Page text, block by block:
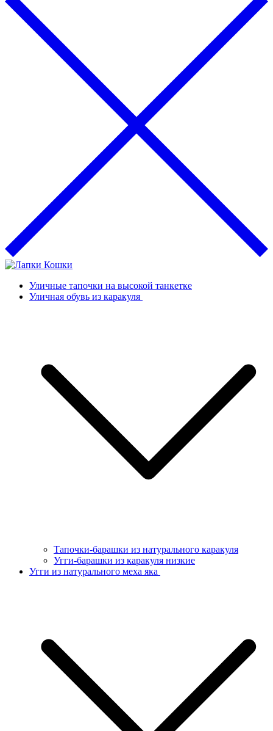
Уличные тапочки на высокой танкетке
Уличная обувь из каракуля
Тапочки-барашки из натурального каракуля
Угги-барашки из каракуля низкие
Угги из натурального меха яка